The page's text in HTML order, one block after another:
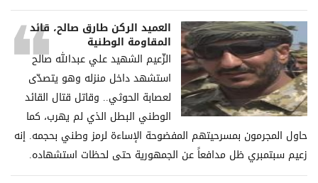
العميد الركن طارق صالح، قائد
المقاومة الوطنية
الزّعيم الشهيد علي عبدالله صالح
استشهد داخل منزله وهو يتصدّى
لعصابة الحوثي.. وقاتل قتال القائد
الوطني البطل الذي لم يهرب، كما
حاول المجرمون بمسرحيتهم المفضوحة الإساءة لرمز وطني بحجمه. إنه
زعيم سبتمبري ظل مدافعاً عن الجمهورية حتى لحظات استشهاده.